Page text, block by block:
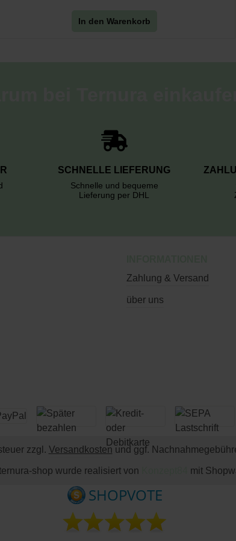
In den Warenkorb
SCHNELLE LIEFERUNG
Schnelle und bequeme
Lieferung per DHL
Zahlung & Versand
über uns
zzgl. Versandkosten und ggf.
shop wurde realisiert von mit